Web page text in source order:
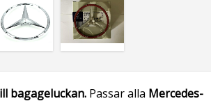
bagageluckan. Passar alla Mercedes-